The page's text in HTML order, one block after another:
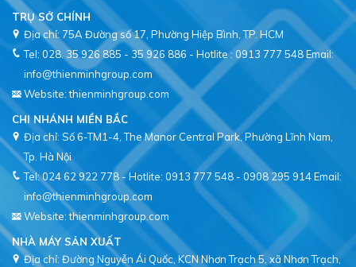
TRỤ SỞ CHÍNH
Địa chỉ: 75A Đường số 17, Phường Hiệp Bình, TP. HCM
Tel: 028. 35 926 885 - 35 926 886 - Hotlite : 0913 777 548Email:
info@thienminhgroup.com
Website: thienminhgroup.com
CHI NHÁNH MIỀN BẮC
Địa chỉ: Số 6-TM1-4, The Manor Central Park, Phường Lĩnh Nam,
Tel: 024 62 922 778 - Hotlite: 0913 777 548 - 0908 295 914Email:
info@thienminhgroup.com
Website: thienminhgroup.com
NHÀ MÁY SẢN XUẤT
Địa chỉ: Đường Nguyễn Ái Quốc, KCN Nhơn Trạch 5, xã Nhơn Trạch,